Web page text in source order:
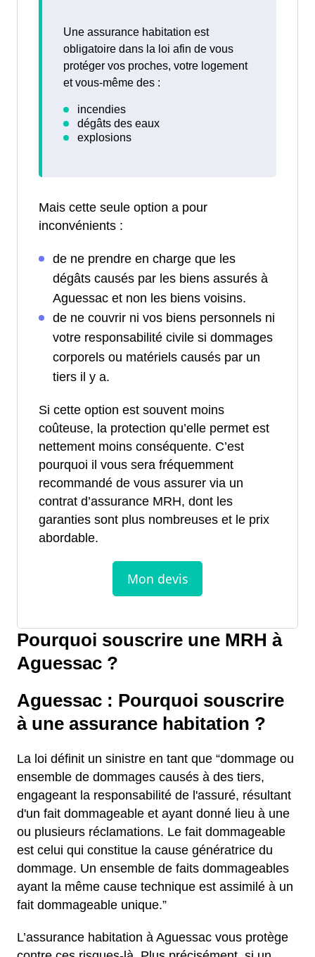
Une assurance habitation est
obligatoire dans la loi afin de vous
protéger vos proches, votre logement
et vous-même des :
Mais cette seule option a pour
inconvénients :
de ne prendre en charge que les
dégâts causés par les biens assurés à
Aguessac et non les biens voisins.
de ne couvrir ni vos biens personnels ni
votre responsabilité civile si dommages
corporels ou matériels causés par un
tiers il y a.
Si cette option est souvent moins
coûteuse, la protection qu’elle permet est
nettement moins conséquente. C’est
pourquoi il vous sera fréquemment
recommandé de vous assurer via un
contrat d’assurance MRH, dont les
garanties sont plus nombreuses et le prix
abordable.
Pourquoi souscrire une MRH à
Aguessac ?
Aguessac : Pourquoi souscrire
à une assurance habitation ?
La loi définit un sinistre en tant que “dommage ou
ensemble de dommages causés à des tiers,
engageant la responsabilité de l'assuré, résultant
d'un fait dommageable et ayant donné lieu à une
ou plusieurs réclamations. Le fait dommageable
est celui qui constitue la cause génératrice du
dommage. Un ensemble de faits dommageables
ayant la même cause technique est assimilé à un
fait dommageable unique.”
L’assurance habitation à Aguessac vous protège